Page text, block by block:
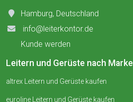
Hamburg, Deutschland
info@leiterkontor.de
Kunde werden
Leitern und Gerüste nach Marke
altrex Leitern und Gerüste kaufen
euroline Leitern und Gerüste kaufen